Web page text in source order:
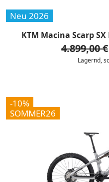
Neu 2026
KTM Macina Scarp
4.899,00 €
Lagernd,
-10%
SOMMER26